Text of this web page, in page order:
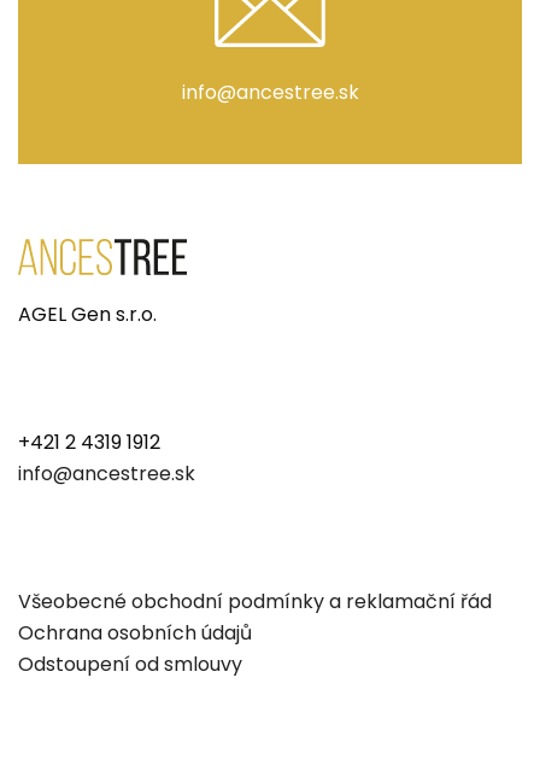
info@ancestree.sk
AGEL Gen s.r.o.
+421 2 4319 1912
info@ancestree.sk
Všeobecné obchodní podmínky a reklamační řád
Ochrana osobních údajů
Odstoupení od smlouvy